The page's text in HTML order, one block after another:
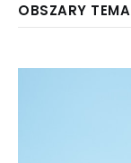
OBSZARY